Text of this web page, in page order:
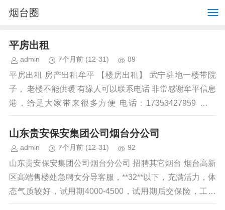
烟台圈
平房出租
admin 7个月前 (12-31) 89
平房出租 房产出租牟平 【楼房出租】 武宁驻地一楼带院
子， 老楼不能供暖 有缘人可以联系电话 非常感谢牟平信息
港，给足大家带来很多方便 电话：17353427959 【时
间：...
山东贵安保安集团公司烟台分公司
admin 7个月前 (12-31) 92
山东贵安保安集团公司烟台分公司 招聘其它烟台 烟台高新
区高端售楼处急聘女分导客服，**32**以下，充满活力，体
态气质较好，试用期4000-4500，试用期后交保险，工作
环境舒适，月休四天...